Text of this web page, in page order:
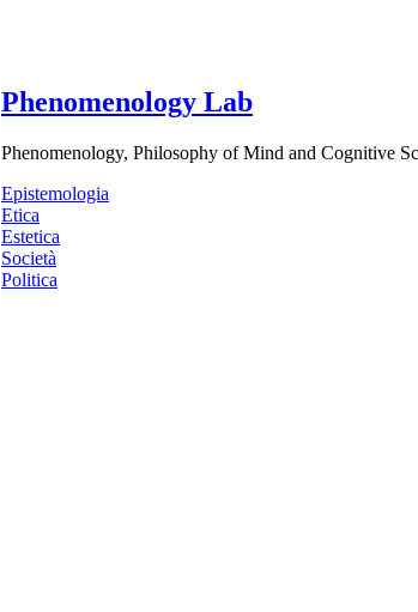
Phenomenology Lab
Phenomenology, Philosophy of Mind and Cognitive
Epistemologia
Etica
Estetica
Società
Politica